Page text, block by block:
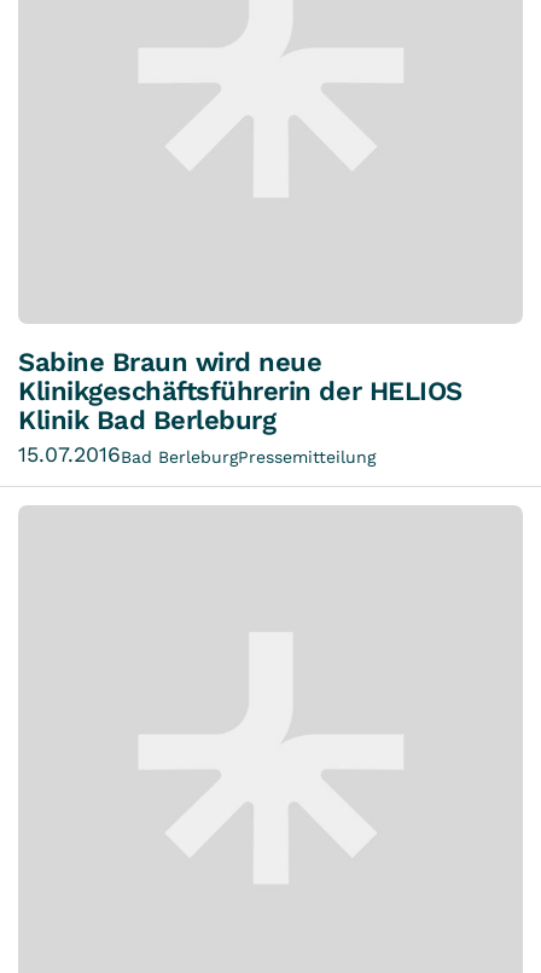
Sabine Braun wird neue
Klinikgeschäftsführerin der HELIOS
Klinik Bad Berleburg
15.07.2016Bad BerleburgPressemitteilung